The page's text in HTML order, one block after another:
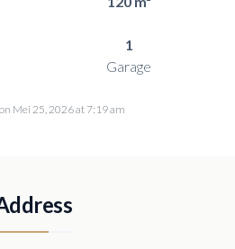
1
Garage
Mei 25, 2026 at 7:19 am